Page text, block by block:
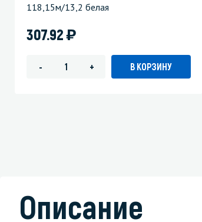
118,15м/13,2 белая
307.92)
- + В КОРЗИНУ
Описание